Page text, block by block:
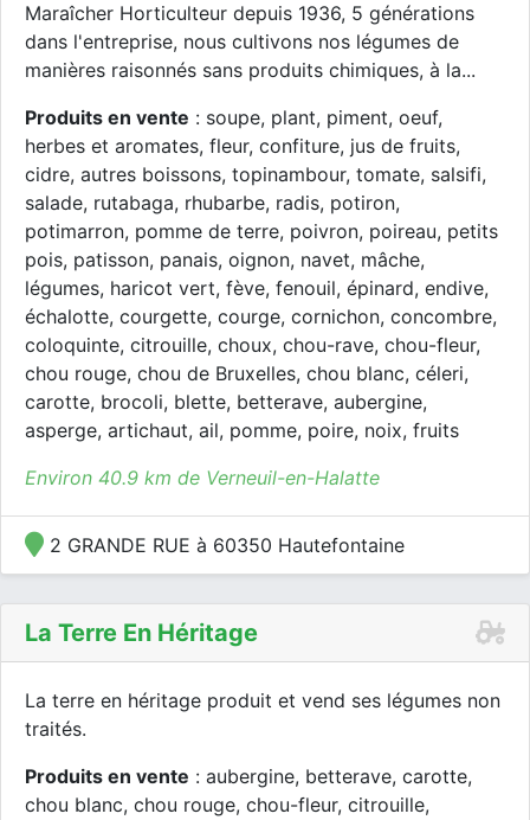
Maraîcher Horticulteur depuis 1936, 5 générations
dans l'entreprise, nous cultivons nos légumes de
manières raisonnés sans produits chimiques, à la...
Produits en vente : soupe, plant, piment, oeuf,
herbes et aromates, fleur, confiture, jus de fruits,
cidre, autres boissons, topinambour, tomate, salsifi,
salade, rutabaga, rhubarbe, radis, potiron,
potimarron, pomme de terre, poivron, poireau, petits
pois, patisson, panais, oignon, navet, mâche,
légumes, haricot vert, fève, fenouil, épinard, endive,
échalotte, courgette, courge, cornichon, concombre,
coloquinte, citrouille, choux, chou-rave, chou-fleur,
chou rouge, chou de Bruxelles, chou blanc, céleri,
carotte, brocoli, blette, betterave, aubergine,
asperge, artichaut, ail, pomme, poire, noix, fruits
Environ 40.9 km de Verneuil-en-Halatte
2 GRANDE RUE à 60350 Hautefontaine
La Terre En Héritage
La terre en héritage produit et vend ses légumes non
traités.
Produits en vente : aubergine, betterave, carotte,
chou blanc, chou rouge, chou-fleur, citrouille,